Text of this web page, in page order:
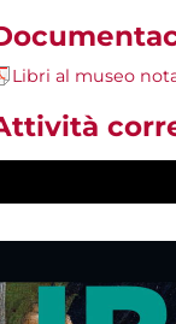
Libri al museo